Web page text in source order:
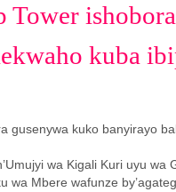
Tower
kuba
wa Kigali Kuri uyu
wa Mbere wafunze